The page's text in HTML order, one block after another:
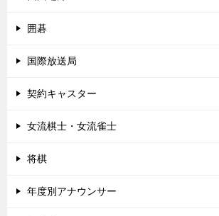
囲碁
国際放送局
契約キャスター
女流棋士・女流雀士
将棋
年度別アナウンサー